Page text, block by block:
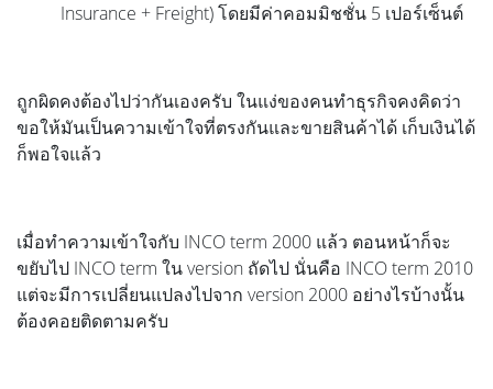
Insurance + Freight) โดยมีค่าคอมมิชชั่น 5 เปอร์เซ็นต์
ถูกผิดคงต้องไปว่ากันเองครับ ในแง่ของคนทำธุรกิจคงคิดว่า
ขอให้มันเป็นความเข้าใจที่ตรงกันและขายสินค้าได้ เก็บเงินได้
ก็พอใจแล้ว
เมื่อทำความเข้าใจกับ INCO term 2000 แล้ว ตอนหน้าก็จะ
ขยับไป INCO term ใน version ถัดไป นั่นคือ INCO term 2010
แต่จะมีการเปลี่ยนแปลงไปจาก version 2000 อย่างไรบ้างนั้น
ต้องคอยติดตามครับ